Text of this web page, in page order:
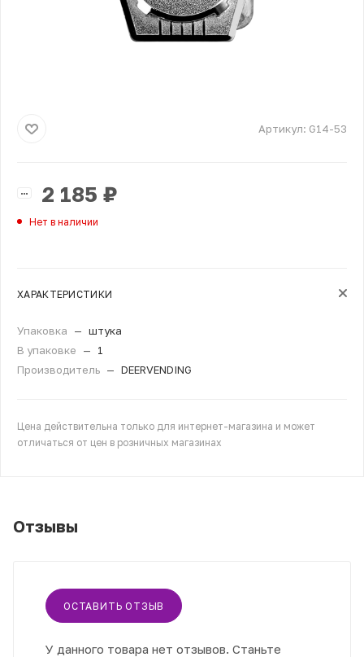
Артикул: G14-53
2 185 ₽
Нет в наличии
ХАРАКТЕРИСТИКИ
Упаковка — штука
В упаковке
—
1
Производитель — DEERVENDING
Цена действительна только для интернет-магазина и может
отличаться от цен в розничных магазинах
Отзывы
ОСТАВИТЬ ОТЗЫВ
У данного товара нет отзывов. Станьте